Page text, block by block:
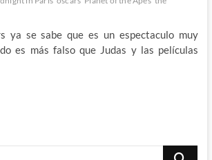
ya se sabe que es un espectaculo muy
es más falso que Judas y las películas
Buscar